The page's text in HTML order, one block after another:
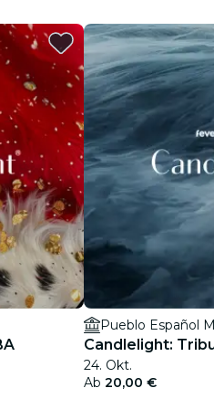
Pueblo Español
Candlelight:
24. Okt.
Ab 20,00 €